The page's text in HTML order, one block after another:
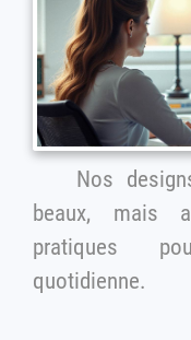
Nos
beaux, mais aussi
pratiques
quotidienne.